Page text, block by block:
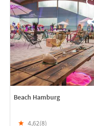
Beach Hamburg
★ 4,62(8)